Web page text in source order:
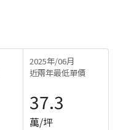
2025年/06月
近兩年最低單價
37.3
萬/坪